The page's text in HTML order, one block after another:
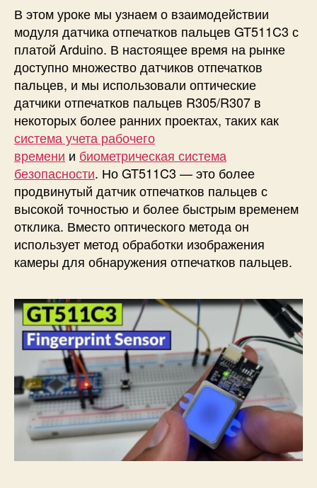
к
л
ю
ч
е
н
и
е
т
ч
и
к
а
о
т
ч
а
т
к
о
в
п
а
л
ь
ц
В этом уроке мы узнаем о взаимодействии
модуля датчика отпечатков пальцев GT511C3 с
платой Arduino. В настоящее время на рынке
доступно множество датчиков отпечатков
пальцев, и мы использовали оптические
датчики отпечатков пальцев R305/R307 в
некоторых более ранних проектах, таких как
система учета рабочего
времени и биометрическая система
безопасности. Но GT511C3 — это более
продвинутый датчик отпечатков пальцев с
высокой точностью и более быстрым временем
отклика. Вместо оптического метода он
использует метод обработки изображения
камеры для обнаружения отпечатков пальцев.